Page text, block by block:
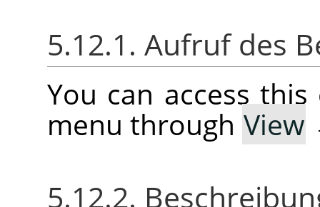
5.12.1. Aufruf des
You can access
menu through View
5.12.2.